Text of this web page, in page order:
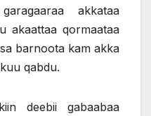
akkataa
akaattaa qormaataa
barnoota kam akka
qabdu.
deebii gabaabaa